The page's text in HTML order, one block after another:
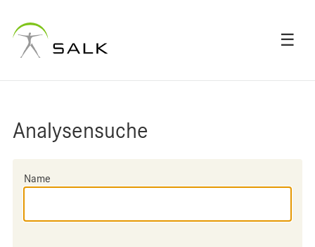
☰
Analysensuche
Name